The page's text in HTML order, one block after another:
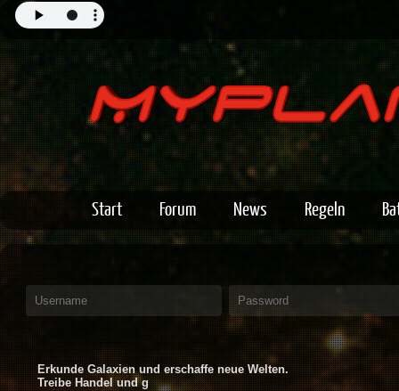
Start Forum News Regeln
Erkunde Galaxien und erschaffe neue Welten.
Treibe Handel und gründe Allianzen!